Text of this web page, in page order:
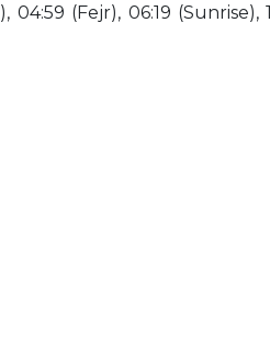
(Fejr), 06:19 (Sunrise),